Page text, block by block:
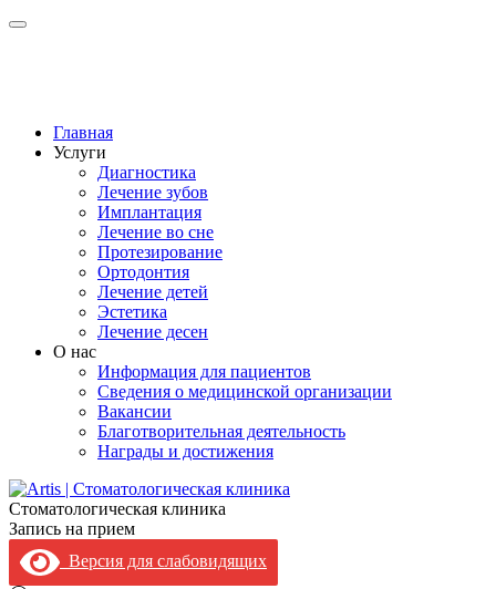
Главная
Услуги
Диагностика
Лечение зубов
Имплантация
Лечение во сне
Протезирование
Ортодонтия
Лечение детей
Эстетика
Лечение десен
О нас
Информация для пациентов
Сведения о медицинской организации
Вакансии
Благотворительная деятельность
Награды и достижения
Стоматологическая клиника
Запись на прием
Версия для слабовидящих